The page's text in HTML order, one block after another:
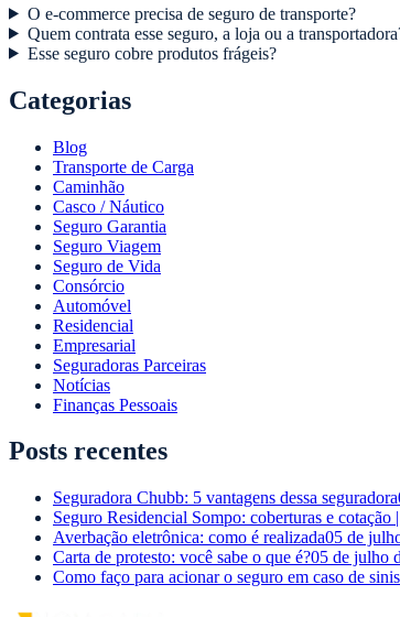
O e-commerce precisa de seguro de transporte?
Quem contrata esse seguro, a loja ou a
Esse seguro cobre produtos frágeis?
Categorias
Blog
Transporte de Carga
Caminhão
Casco / Náutico
Seguro Garantia
Seguro Viagem
Seguro de Vida
Consórcio
Automóvel
Residencial
Empresarial
Seguradoras Parceiras
Notícias
Finanças Pessoais
Posts recentes
Seguradora Chubb: 5 vantagens dessa seguradora
Seguro Residencial Sompo: coberturas e cotação
Averbação eletrônica: como é realizada05 de
Carta de protesto: você sabe o que é?05 de julho
Como faço para acionar o seguro em caso de